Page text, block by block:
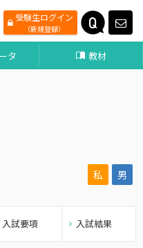
受験生ログイン
（新規登録）
タ 教材
私 男
入試要項 入試結果